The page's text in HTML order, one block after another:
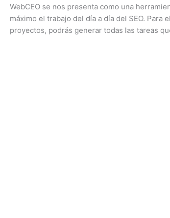
WebCEO se nos presenta como una
máximo el trabajo del día a día del SEO.
proyectos, podrás generar todas las tareas